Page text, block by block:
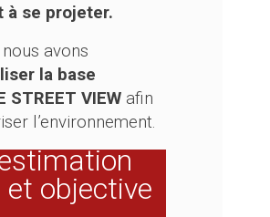
à se projeter.
avons
la base
STREET VIEW afin
l’environnement.
et objective